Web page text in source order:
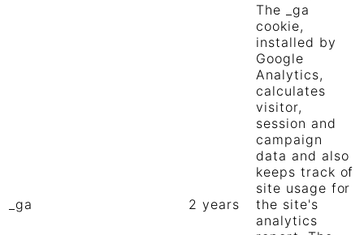
_ga 2 years
The _ga
cookie,
installed by
Google
Analytics,
calculates
visitor,
session and
campaign
data and also
keeps track of
site usage for
the site's
analytics